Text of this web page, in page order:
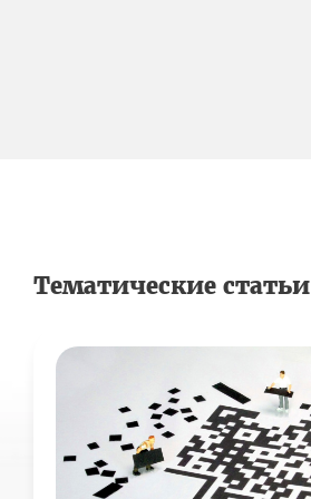
Тематические статьи